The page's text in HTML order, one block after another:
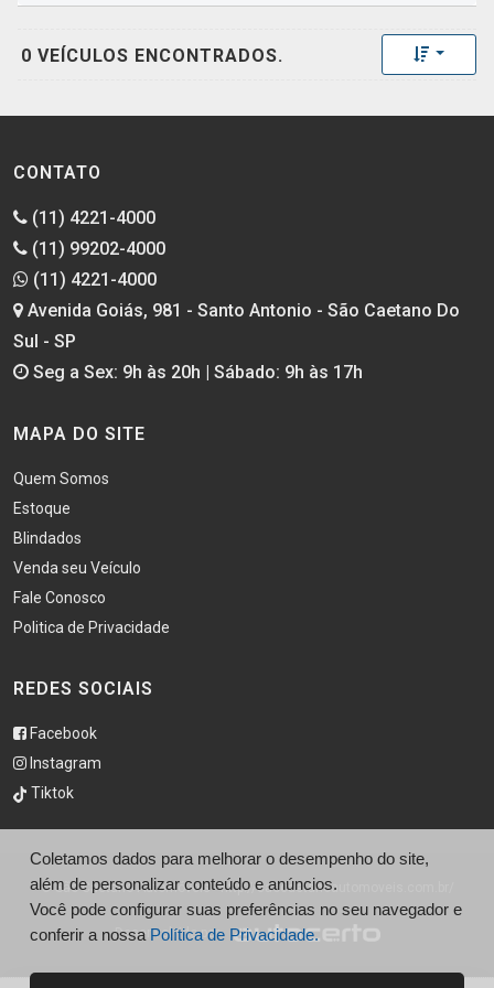
0 VEÍCULOS ENCONTRADOS. Toggle
CONTATO
(11) 4221-4000
(11) 99202-4000
(11) 4221-4000
Avenida Goiás, 981 - Santo Antonio - São Caetano Do
Sul - SP
Seg a Sex: 9h às 20h | Sábado: 9h às 17h
MAPA DO SITE
Quem Somos
Estoque
Blindados
Venda seu Veículo
Fale Conosco
Politica de Privacidade
REDES SOCIAIS
Facebook
Instagram
Tiktok
© São Caetano Automóveis - http://saocaetanoautomoveis.com.br/
Desenvolvido por
Coletamos dados para melhorar o desempenho do site,
além de personalizar conteúdo e anúncios.
Você pode configurar suas preferências no seu navegador e
conferir a nossa Política de Privacidade.